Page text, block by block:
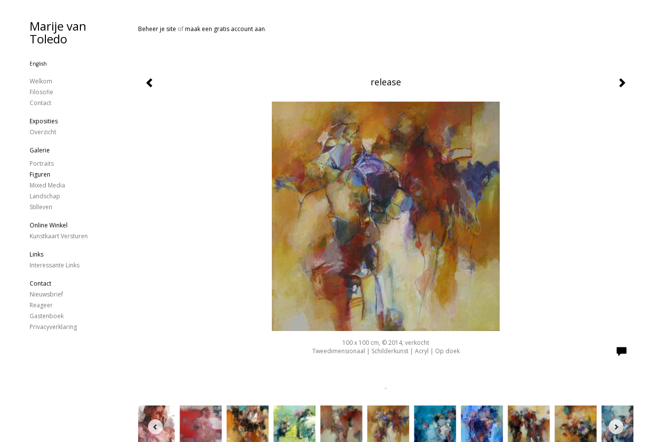
Beheer je site ofmaak een gratis account aan.
release
100 x 100 cm, © 2014, verkocht
Tweedimensionaal | Schilderkunst | Acryl | Op doek
..
Marije van
Toledo
English
Welkom
Filosofie
Contact
Exposities
Overzicht
Galerie
Portraits
Figuren
Mixed Media
Landschap
Stilleven
Online Winkel
Kunstkaart Versturen
Links
Interessante Links
Contact
Nieuwsbrief
Reageer
Gastenboek
Privacyverklaring